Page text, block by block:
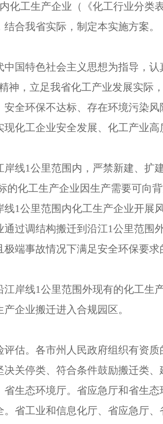
化工生产企业 （ 《化工行业分类
合我省实际，制定本实施方案。
中国特色社会主义思想为指导，
神，立足我省化工产业发展实际
安全环保不达标、存在环境污染
现化工企业安全发展、化工产业
岸线1公里范围内，严禁新建、扩
的化工生产企业因生产需要可向背
线1公里范围内化工生产企业开展
通过调结构搬迁到沿江1公里范围
极端事故情况下满足安全环保要
江岸线1公里范围外现有的化工生
企业搬迁进入合规园区。
评估。各市州人民政府组织有资
决关停类、符合条件鼓励搬迁类
省生态环境厅。省应急厅和省生
。省工业和信息化厅、省应急厅